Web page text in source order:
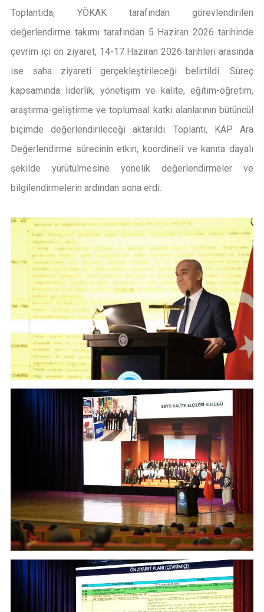
Toplantıda, YÖKAK tarafından görevlendirilen
değerlendirme takımı tarafından 5 Haziran 2026 tarihinde
çevrim içi ön ziyaret, 14-17 Haziran 2026 tarihleri arasında
ise saha ziyareti gerçekleştirileceği belirtildi. Süreç
kapsamında liderlik, yönetişim ve kalite, eğitim-öğretim,
araştırma-geliştirme ve toplumsal katkı alanlarının bütüncül
biçimde değerlendirileceği aktarıldı. Toplantı, KAP Ara
Değerlendirme sürecinin etkin, koordineli ve kanıta dayalı
şekilde yürütülmesine yönelik değerlendirmeler ve
bilgilendirmelerin ardından sona erdi.